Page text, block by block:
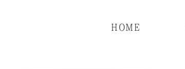
HOME